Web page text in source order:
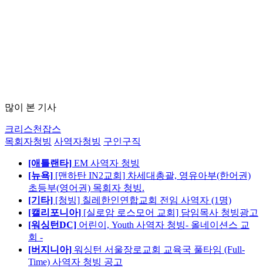
많이 본 기사
크리스천잡스
목회자청빙 사역자청빙 구인구직
[애틀랜타] EM 사역자 청빙
[뉴욕] [맨하탄 IN2교회] 차세대총괄, 영유아부(한어권)
초등부(영어권) 목회자 청빙.
[기타] [청빙] 칠레한인연합교회 전임 사역자 (1명)
[캘리포니아] [실로암 로스모어 교회] 담임목사 청빙광고
[워싱턴DC] 어린이, Youth 사역자 청빙- 올네이션스 교
회 -
[버지니아] 워싱턴 서울장로교회 교육국 풀타임 (Full-
Time) 사역자 청빙 공고